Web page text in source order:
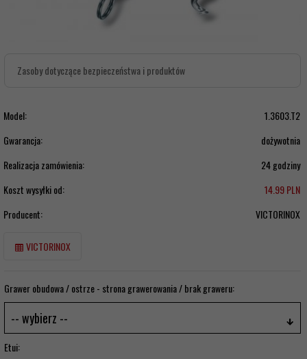
Zasoby dotyczące bezpieczeństwa i produktów
Model:
1.3603.T2
Gwarancja:
dożywotnia
Realizacja zamówienia:
24 godziny
Koszt wysyłki od:
14.99 PLN
Producent:
VICTORINOX
VICTORINOX
Grawer obudowa / ostrze - strona grawerowania / brak graweru:
-- wybierz --
Etui: